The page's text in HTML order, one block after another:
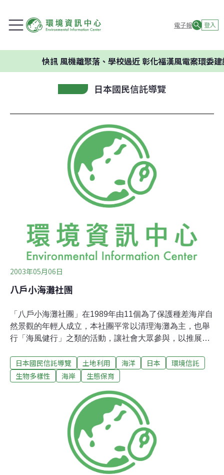
電子報 登入
快訊風機離聚落、學校過近 彰化福漢風電案環委建議
日本國民信託導覽
2003年05月06日
八戶小海灘社團
「八戶小海灘社團」在1989年由11個為了保護種差海岸自
然景觀的年輕人成立，本社團平常以清理海灘為主，也舉
行「海風健行」之類的活動，讓社會大眾參與，以推展海
困難，本社仍精力充沛的持續不停地進行各項運動，強調
與當地居民的對話，試圖獲取更多他們的了解和信賴。種
棲息地而知名的蕪島。蕪島南方綿延約15－16公里的海岸
線便是種差海岸。村落和漁港零星地散落在海岸上，自然
的青草地、形狀獨特的岩石、杉樹、沙子和岩岸，這些構
成了當地優美的景觀。遊客可沿著一條綿延約5公里半的
小徑行走，欣賞這裡的美景。而且，據說有超過400種的
海岸植物在此生長。海岸距離市中心約只有20－30分鐘的
車程，也因此這裡成為城市中難得的自然景觀，深受當地
日本國民信託導覽 土地利用 海洋 日本
環境信託
生物多樣性
海岸 生態保育